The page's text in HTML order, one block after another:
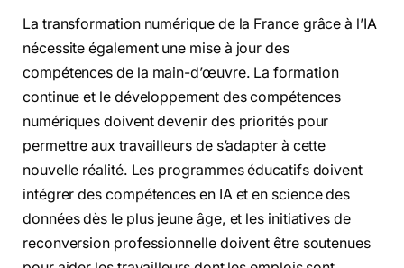
La transformation numérique de la France grâce à l’IA
nécessite également une mise à jour des
compétences de la main-d’œuvre. La formation
continue et le développement des compétences
numériques doivent devenir des priorités pour
permettre aux travailleurs de s’adapter à cette
nouvelle réalité. Les programmes éducatifs doivent
intégrer des compétences en IA et en science des
données dès le plus jeune âge, et les initiatives de
reconversion professionnelle doivent être soutenues